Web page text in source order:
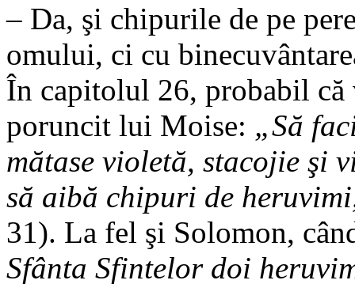
– Da, şi chipurile de pe
omului, ci cu
În capitolul 26, probabil
poruncit lui Moise: „Să
mătase violetă, stacojie şi
să aibă chipuri de
31). La fel şi Solomon,
Sfânta Sfintelor doi